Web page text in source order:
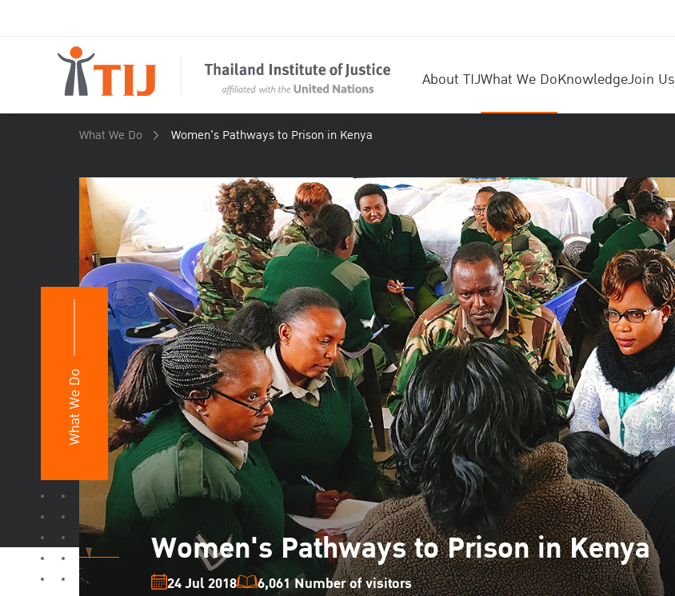
About TIJWhat We DoKnowledgeJoin Us
What We Do Women's Pathways to Prison in Kenya
What We Do
Women's Pathways to Prison in Kenya
24 Jul 2018 6,061 Number of visitors